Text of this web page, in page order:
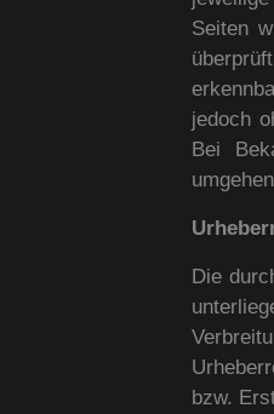
Seiten
jedoch
Bei
Die
bzw.